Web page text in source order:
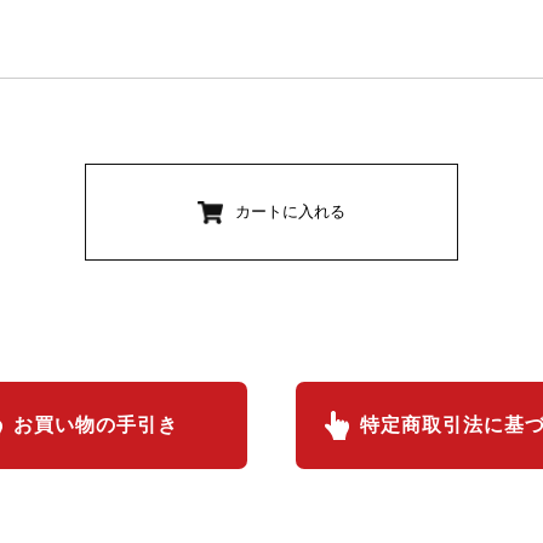
カートに入れる
お買い物の手引き 特定商取引法に基